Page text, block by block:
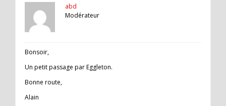
abd
Modérateur
Bonsoir,
Un petit passage par Eggleton.
Bonne route,
Alain